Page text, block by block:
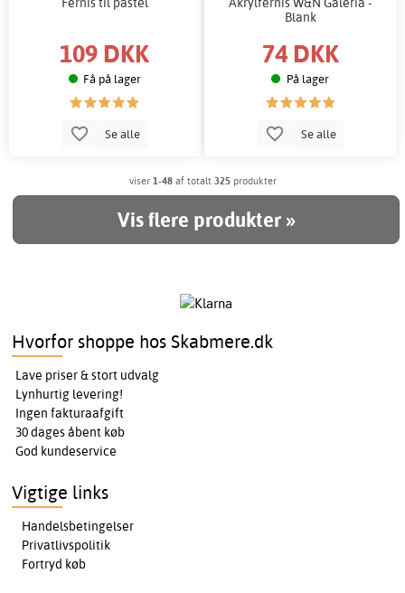
109 DKK
Få på lager
Se alle
Blank
74 DKK
På lager
Se alle
viser 1-48af totalt 325produkter
Vis flere produkter »
Hvorfor shoppe hos Skabmere.dk
Lave priser & stort udvalg
Lynhurtig levering!
Ingen fakturaafgift
30 dages åbent køb
God kundeservice
Vigtige links
Handelsbetingelser
Privatlivspolitik
Fortryd køb